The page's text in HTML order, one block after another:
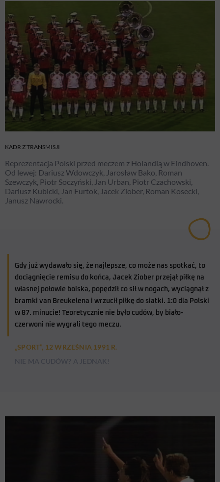
KADR Z TRANSMISJI
Reprezentacja Polski przed meczem z Holandią w Eindhoven.
Od lewej: Dariusz Wdowczyk, Jarosław Bako, Roman
Szewczyk, Piotr Soczyński, Jan Urban, Piotr Czachowski,
Dariusz Kubicki, Jan Furtok, Jacek Ziober, Roman Kosecki,
Janusz Nawrocki.
Gdy już wydawało się, że najlepsze, co może nas spotkać, to
dociągnięcie remisu do końca, Jacek Ziober przejął piłkę na
własnej połowie boiska, popędził co sił w nogach, wyciągnął z
bramki van Breukelena i wrzucił piłkę do siatki. 1:0 dla Polski
w 87. minucie! Teoretycznie nie było cudów, by biało-
czerwoni nie wygrali tego meczu.
„SPORT”, 12 WRZEŚNIA 1991 R.